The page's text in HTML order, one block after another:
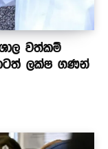
වත්කම්
ලක්ෂ ගණන්